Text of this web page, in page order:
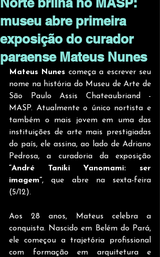
museu abre primeira
exposição do curador
paraense Mateus Nunes
Mateus Nunes começa a escrever seu
nome na história do Museu de Arte de
São Paulo Assis Chateaubriand -
MASP. Atualmente o único nortista e
também o mais jovem em uma das
instituições de arte mais prestigiadas
do país, ele assina, ao lado de Adriano
“André Taniki Yanomami: ser
imagem”, que abre na sexta-feira
(5/12).
Aos 28 anos, Mateus celebra a
conquista. Nascido em Belém do Pará,
ele começou a trajetória profissional
com formação em arquitetura e